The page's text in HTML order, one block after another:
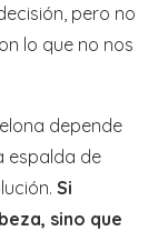
pero no
lo que no nos
depende
espalda de
Si
sino que